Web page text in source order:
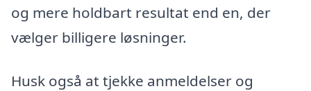
og mere holdbart resultat end en, der
vælger billigere løsninger.
Husk også at tjekke anmeldelser og